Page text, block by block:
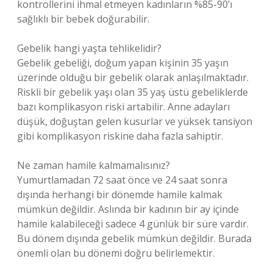
kontrollerini ihmal etmeyen kadınların %85-90’ı
sağlıklı bir bebek doğurabilir.
Gebelik hangi yaşta tehlikelidir?
Gebelik gebeliği, doğum yapan kişinin 35 yaşın
üzerinde olduğu bir gebelik olarak anlaşılmaktadır.
Riskli bir gebelik yaşı olan 35 yaş üstü gebeliklerde
bazı komplikasyon riski artabilir. Anne adayları
düşük, doğuştan gelen kusurlar ve yüksek tansiyon
gibi komplikasyon riskine daha fazla sahiptir.
Ne zaman hamile kalmamalısınız?
Yumurtlamadan 72 saat önce ve 24 saat sonra
dışında herhangi bir dönemde hamile kalmak
mümkün değildir. Aslında bir kadının bir ay içinde
hamile kalabileceği sadece 4 günlük bir süre vardır.
Bu dönem dışında gebelik mümkün değildir. Burada
önemli olan bu dönemi doğru belirlemektir.